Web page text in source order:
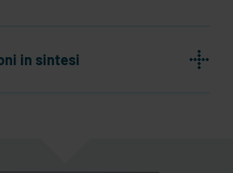
in sintesi